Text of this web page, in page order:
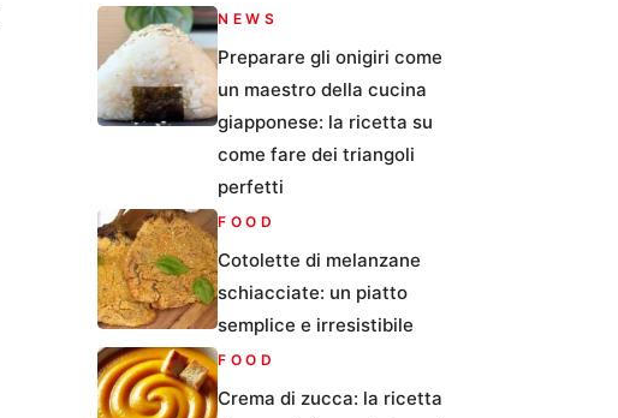
NEWS
Preparare gli onigiri come
un maestro della cucina
giapponese: la ricetta su
come fare dei triangoli
perfetti
FOOD
Cotolette di melanzane
schiacciate: un piatto
semplice e irresistibile
FOOD
Crema di zucca: la ricetta